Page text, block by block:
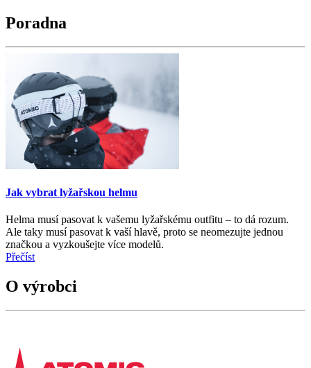
Poradna
Jak vybrat lyžařskou helmu
Helma musí pasovat k vašemu lyžařskému outfitu – to dá rozum.
Ale taky musí pasovat k vaší hlavě, proto se neomezujte jednou
značkou a vyzkoušejte více modelů.
Přečíst
O výrobci